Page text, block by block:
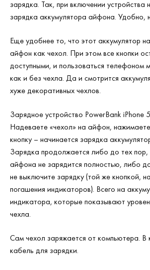
зарядка. Так, при включении устройства
зарядка аккумулятора айфона. Удобно,
Еще удобнее то, что этот аккумулятор
айфон как чехол. При этом все кнопки
доступными, и пользоваться телефоном
как и без чехла. Да и смотрится
хуже декоративных чехлов.
Зарядное устройство PowerBankiPhone 5
Надеваете «чехол» на айфон,
кнопку – начинается зарядка
Зарядка продолжается либо до тех пор,
айфона не зарядится полностью, либо
не выключите зарядку (той же кнопкой,
погашения индикаторов). Всего на
индикатора, которые показывают
чехла.
Сам чехол заряжается от компьютера. В
кабель для зарядки.